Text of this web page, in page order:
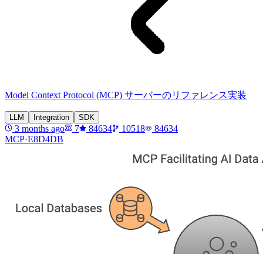
Model Context Protocol (MCP) サーバーのリファレンス実装
LLM Integration SDK
3 months ago 7 84634 10518
84634
MCP·E8D4DB